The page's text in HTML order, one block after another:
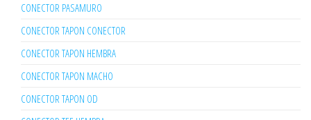
CONECTOR PASAMURO
CONECTOR TAPON CONECTOR
CONECTOR TAPON HEMBRA
CONECTOR TAPON MACHO
CONECTOR TAPON OD